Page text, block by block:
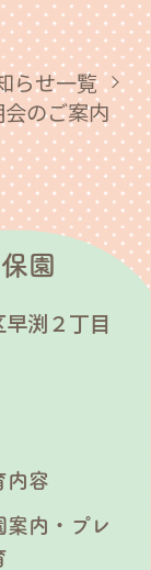
らせ一覧
のご案内
園
渕２丁目
内容
案内・プレ